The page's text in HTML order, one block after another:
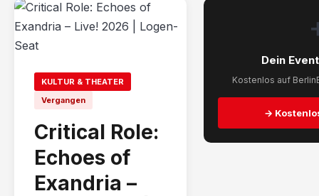
KULTUR & THEATER
Vergangen
Critical Role:
Echoes of
Exandria –
Dein
Kostenlos auf
→